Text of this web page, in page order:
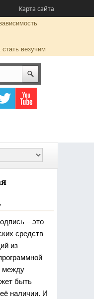
Карта сайта
стать везучим
– это
средств
из
между
быть
наличии. И